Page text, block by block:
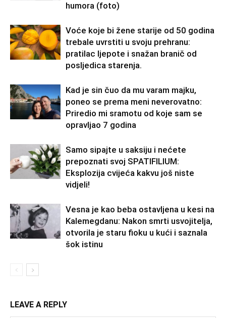
humora (foto)
Voće koje bi žene starije od 50 godina
trebale uvrstiti u svoju prehranu:
pratilac ljepote i snažan branič od
posljedica starenja.
Kad je sin čuo da mu varam majku,
poneo se prema meni neverovatno:
Priredio mi sramotu od koje sam se
opravljao 7 godina
Samo sipajte u saksiju i nećete
prepoznati svoj SPATIFILIUM:
Eksplozija cvijeća kakvu još niste
vidjeli!
Vesna je kao beba ostavljena u kesi na
Kalemegdanu: Nakon smrti usvojitelja,
otvorila je staru fioku u kući i saznala
šok istinu
LEAVE A REPLY